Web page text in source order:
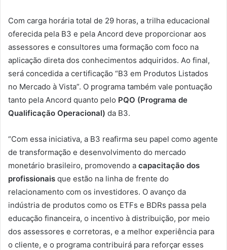
Com carga horária total de 29 horas, a trilha educacional
oferecida pela B3 e pela Ancord deve proporcionar aos
assessores e consultores uma formação com foco na
aplicação direta dos conhecimentos adquiridos. Ao final,
será concedida a certificação “B3 em Produtos Listados
no Mercado à Vista”. O programa também vale pontuação
tanto pela Ancord quanto pelo PQO (Programa de
Qualificação Operacional) da B3.
“Com essa iniciativa, a B3 reafirma seu papel como agente
de transformação e desenvolvimento do mercado
monetário brasileiro, promovendo a capacitação dos
profissionais que estão na linha de frente do
relacionamento com os investidores. O avanço da
indústria de produtos como os ETFs e BDRs passa pela
educação financeira, o incentivo à distribuição, por meio
dos assessores e corretoras, e a melhor experiência para
o cliente, e o programa contribuirá para reforçar esses